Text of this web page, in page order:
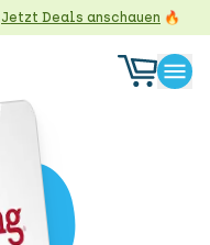
Jetzt Deals anschauen 🔥